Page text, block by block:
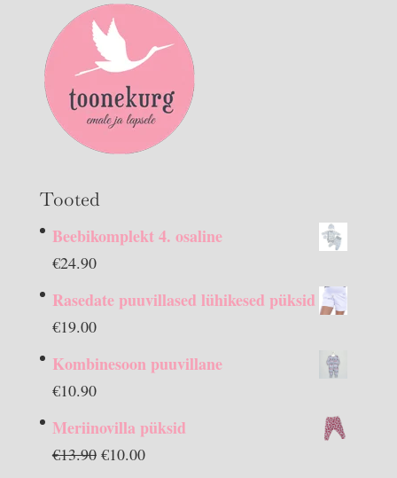
Tooted
Beebikomplekt 4. osaline
€24.90
Rasedate puuvillased lühikesed püksid
€19.00
Kombinesoon puuvillane
€10.90
Meriinovilla püksid
€13.90 Algne
€10.00Praegune